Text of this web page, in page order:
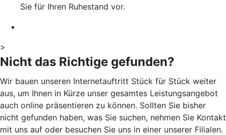
Sie für Ihren Ruhestand vor.
>
Nicht das Richtige gefunden?
Wir bauen unseren Internetauftritt Stück für Stück weiter
aus, um Ihnen in Kürze unser gesamtes Leistungsangebot
auch online präsentieren zu können. Sollten Sie bisher
nicht gefunden haben, was Sie suchen, nehmen Sie Kontakt
mit uns auf oder besuchen Sie uns in einer unserer Filialen.